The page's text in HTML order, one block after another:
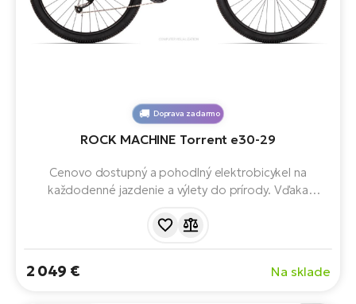
Doprava zadarmo
ROCK MACHINE Torrent e30-29
Cenovo dostupný a pohodlný elektrobicykel na
každodenné jazdenie a výlety do prírody. Vďaka
batérii s kapacitou 504 Wh a pohodlnému posedu je
2 049 € Na sklade